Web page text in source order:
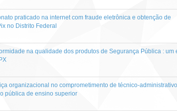
praticado na internet com fraude eletrônica e obtenção de
no Distrito Federal
na qualidade dos produtos de Segurança Pública : um
organizacional no comprometimento de técnico-
pública de ensino superior